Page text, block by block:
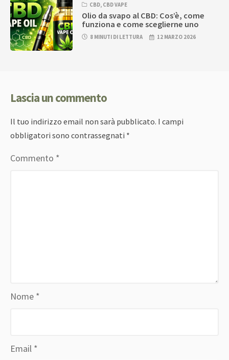
CBD, CBD VAPE
Olio da svapo al CBD: Cos’è, come
funziona e come sceglierne uno
8 MINUTI DI LETTURA 12 MARZO 2026
Lascia un commento
Il tuo indirizzo email non sarà pubblicato. I campi
obbligatori sono contrassegnati *
Commento *
Nome *
Email *